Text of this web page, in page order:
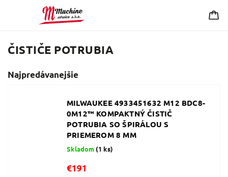
ČISTIČE POTRUBIA
Najpredávanejšie
MILWAUKEE 4933451632 M12 BDC8-
0M12™ KOMPAKTNÝ ČISTIČ
POTRUBIA SO ŠPIRÁLOU S
PRIEMEROM 8 MM
Skladom (1 ks)
€191